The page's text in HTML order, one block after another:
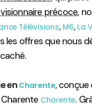
précoce,
Télévisions, M6, La
offres que nous
enCharente, conçue
Charente.